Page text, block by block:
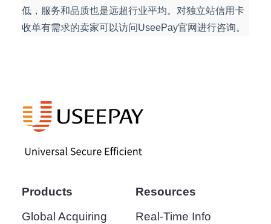
低，服务和品质也是远超行业平均。对独立站信用卡
收单有需求的卖家可以访问UseePay官网进行咨询。
Products
Global Acquiring
Resources
Real-Time Info